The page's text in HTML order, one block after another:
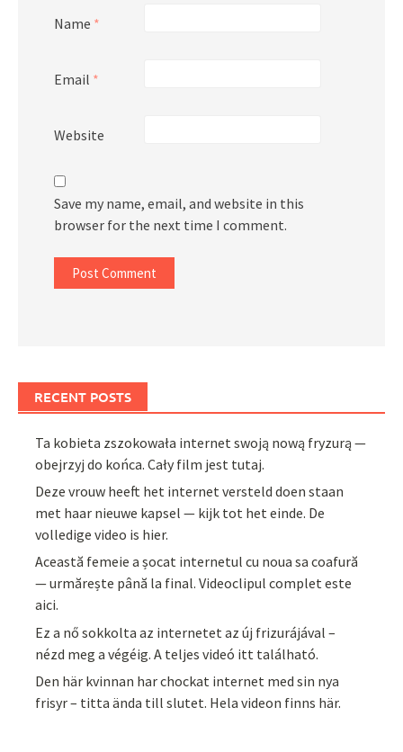
Name *
Email *
Website
Save my name, email, and website in this
browser for the next time I comment.
RECENT POSTS
Ta kobieta zszokowała internet swoją nową fryzurą —
obejrzyj do końca. Cały film jest tutaj.
Deze vrouw heeft het internet versteld doen staan
met haar nieuwe kapsel — kijk tot het einde. De
volledige video is hier.
Această femeie a șocat internetul cu noua sa coafură
— urmărește până la final. Videoclipul complet este
aici.
Ez a nő sokkolta az internetet az új frizurájával –
nézd meg a végéig. A teljes videó itt található.
Den här kvinnan har chockat internet med sin nya
frisyr – titta ända till slutet. Hela videon finns här.